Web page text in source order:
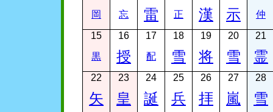
岡
忘
雷
正
漢 示
仲
15
黒
16
授
17
配
18
雪
19
将
20
雪
21
霊
22
矢
23
皇
24
誕
25
兵
26
拝
27
嵐
28
雪